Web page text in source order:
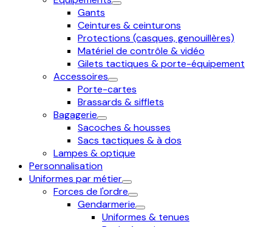
Gants
Ceintures & ceinturons
Protections (casques, genouillères)
Matériel de contrôle & vidéo
Gilets tactiques & porte-équipement
Accessoires
Porte-cartes
Brassards & sifflets
Bagagerie
Sacoches & housses
Sacs tactiques & à dos
Lampes & optique
Personnalisation
Uniformes par métier
Forces de l'ordre
Gendarmerie
Uniformes & tenues